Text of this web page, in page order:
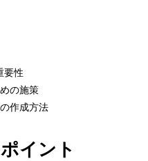
要性
の施策
作成方法
イント
催